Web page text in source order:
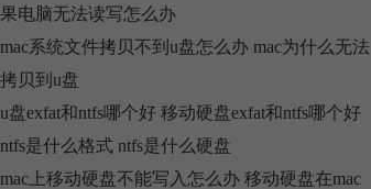
果电脑无法读写怎么办
mac系统文件拷贝不到u盘怎么办 mac为什么无法
拷贝到u盘
u盘exfat和ntfs哪个好 移动硬盘exfat和ntfs哪个好
ntfs是什么格式 ntfs是什么硬盘
mac上移动硬盘不能写入怎么办 移动硬盘在mac